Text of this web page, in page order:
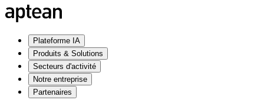
Plateforme IA
Produits & Solutions
Secteurs d'activité
Notre entreprise
Partenaires